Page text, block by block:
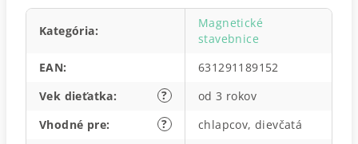
Kategória:
Magnetické
stavebnice
EAN:
631291189152
?
Vek dieťatka:
od 3 rokov
?
Vhodné pre:
chlapcov, dievčatá